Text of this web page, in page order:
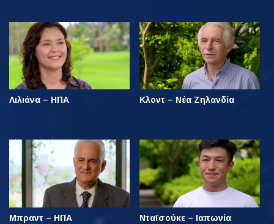
Λιλιάνα – ΗΠΑ Κλοντ – Νέα Ζηλανδία
Μπραντ – ΗΠΑ Νταϊσούκε – Ιαπωνία